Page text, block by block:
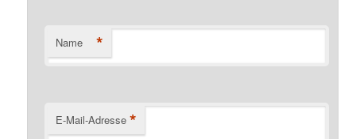
Name *
E-Mail-Adresse *